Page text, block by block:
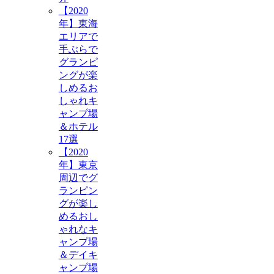
【2020
年】東海
エリアで
手ぶらで
グランピ
ングが楽
しめるお
しゃれキ
ャンプ場
＆ホテル
17選
【2020
年】東京
周辺でグ
ランピン
グが楽し
めるおし
ゃれなキ
ャンプ場
＆デイキ
ャンプ場